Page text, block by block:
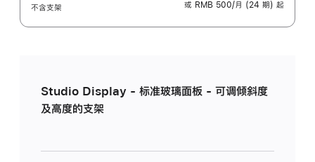
不含支架
或 RMB 500/月 (24 期) 起
Studio Display - 标准玻璃面板 - 可调倾斜度
及高度的支架